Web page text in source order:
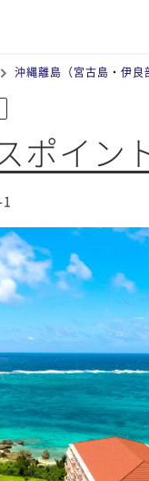
沖縄離島（宮古島・伊良
ポイン